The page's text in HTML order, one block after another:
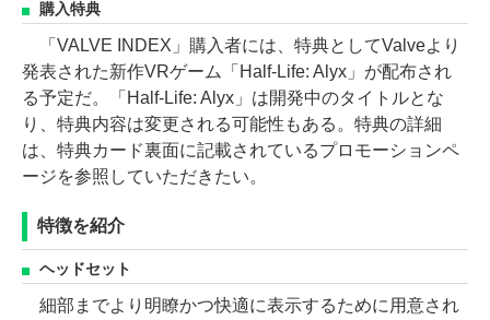
購入特典
「VALVE INDEX」購入者には、特典としてValveより
発表された新作VRゲーム「Half-Life: Alyx」が配布され
る予定だ。「Half-Life: Alyx」は開発中のタイトルとな
り、特典内容は変更される可能性もある。特典の詳細
は、特典カード裏面に記載されているプロモーションペ
ージを参照していただきたい。
特徴を紹介
ヘッドセット
細部までより明瞭かつ快適に表示するために用意され